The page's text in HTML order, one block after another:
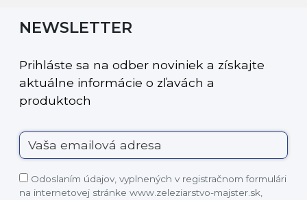
NEWSLETTER
Prihláste sa na odber noviniek a získajte
aktuálne informácie o zľavách a
produktoch
Odoslaním údajov, vyplnených v registračnom formulári
na internetovej stránke www.zeleziarstvo-majster.sk,